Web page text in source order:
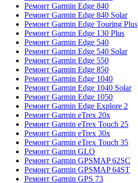
Ремонт Garmin Edge 840
Ремонт Garmin Edge 840 Solar
Ремонт Garmin Edge Touring Plus
Ремонт Garmin Edge 130 Plus
Ремонт Garmin Edge 540
Ремонт Garmin Edge 540 Solar
Ремонт Garmin Edge 550
Ремонт Garmin Edge 850
Ремонт Garmin Edge 1040
Ремонт Garmin Edge 1040 Solar
Ремонт Garmin Edge 1050
Ремонт Garmin Edge Explore 2
Ремонт Garmin eTrex 20x
Ремонт Garmin eTrex Touch 25
Ремонт Garmin eTrex 30x
Ремонт Garmin eTrex Touch 35
Ремонт Garmin GLO
Ремонт Garmin GPSMAP 62SC
Ремонт Garmin GPSMAP 64ST
Ремонт Garmin GPS 73